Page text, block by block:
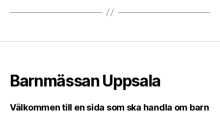
Barnmässan Uppsala
Välkommen till en sida som ska handla om barn